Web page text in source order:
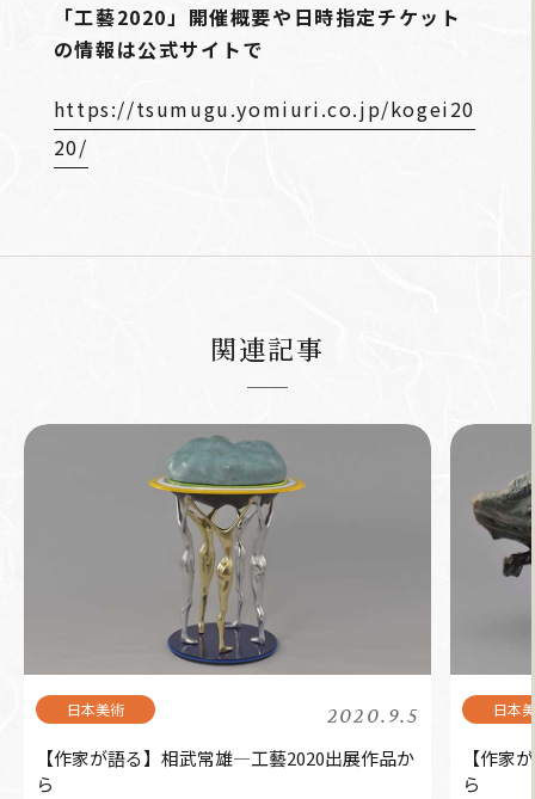
「工藝2020」開催概要や日時指定チケット
の情報は公式サイトで
https://tsumugu.yomiuri.co.jp/kogei20
20/
関連記事
2020.9.5
【作家が語る】相武常雄―工藝2020出展作品か
ら
【作家
ら